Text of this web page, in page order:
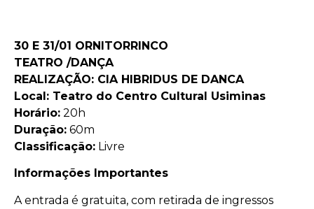
30 E 31/01 ORNITORRINCO
TEATRO /DANÇA
REALIZAÇÃO: CIA HIBRIDUS DE DANCA
Local: Teatro do Centro Cultural Usiminas
Horário: 20h
Duração: 60m
Classificação: Livre
Informações Importantes
A entrada é gratuita, com retirada de ingressos